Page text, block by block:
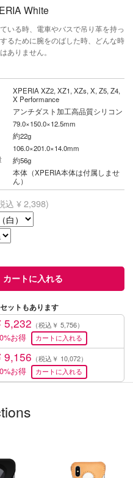
White
いる時、電車やバスで吊り革を持っ
るために腕をのばした時、どんな時
ありません。
XPERIA XZ2, XZ1, XZs, X, Z5, Z4,
X Performance
アンチダスト加工高品質シリコン
79.0×150.0×12.5mm
約22g
106.0×201.0×14.0mm
約56g
本体（XPERIA本体は付属しませ
ん）
込 ¥ 2,398)
ットもあります
5,232 （税込￥ 5,756）
お得
9,156 （税込￥ 10,072）
お得